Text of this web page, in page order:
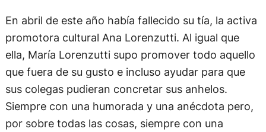
En abril de este año había fallecido su tía, la activa
promotora cultural Ana Lorenzutti. Al igual que
ella, María Lorenzutti supo promover todo aquello
que fuera de su gusto e incluso ayudar para que
sus colegas pudieran concretar sus anhelos.
Siempre con una humorada y una anécdota pero,
por sobre todas las cosas, siempre con una